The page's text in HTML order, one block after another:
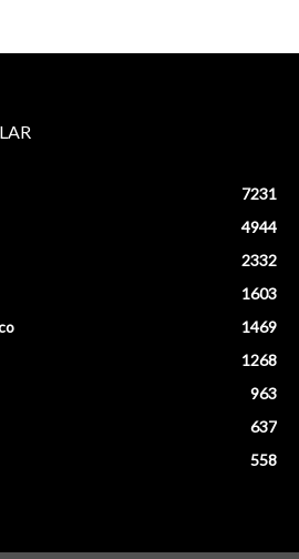
7231
4944
2332
1603
1469
1268
963
637
558